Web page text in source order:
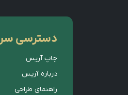
دسترسی
چاپ آریس
درباره آریس
راهنمای طراحی